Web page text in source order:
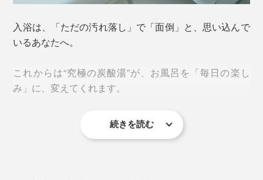
入浴は、「ただの汚れ落し」で「面倒」と、思い込んで
いるあなたへ。
これからは“究極の炭酸湯”が、お風呂を「毎日の楽し
み」に、変えてくれます。
続きを読む